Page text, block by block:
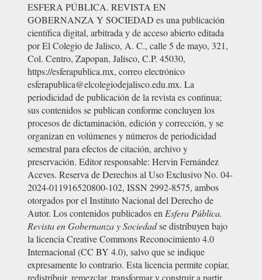
ESFERA PÚBLICA. REVISTA EN
GOBERNANZA Y SOCIEDAD es una publicación
científica digital, arbitrada y de acceso abierto editada
por El Colegio de Jalisco, A. C., calle 5 de mayo, 321,
Col. Centro, Zapopan, Jalisco, C.P. 45030,
https://esferapublica.mx, correo electrónico
esferapublica@elcolegiodejalisco.edu.mx. La
periodicidad de publicación de la revista es continua;
sus contenidos se publican conforme concluyen los
procesos de dictaminación, edición y corrección, y se
organizan en volúmenes y números de periodicidad
semestral para efectos de citación, archivo y
preservación. Editor responsable: Hervin Fernández
Aceves. Reserva de Derechos al Uso Exclusivo No. 04-
2024-011916520800-102, ISSN 2992-8575, ambos
otorgados por el Instituto Nacional del Derecho de
Autor. Los contenidos publicados enEsfera Pública.
Revista en Gobernanza y Sociedadse distribuyen bajo
la licencia Creative Commons Reconocimiento 4.0
Internacional (CC BY 4.0), salvo que se indique
expresamente lo contrario. Esta licencia permite copiar,